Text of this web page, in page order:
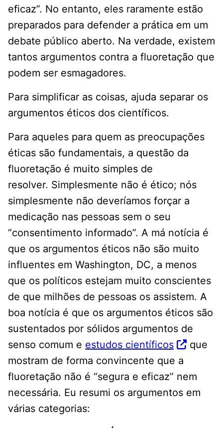
eficaz”. No entanto, eles raramente estão
preparados para defender a prática em um
debate público aberto. Na verdade, existem
tantos argumentos contra a fluoretação que
podem ser esmagadores.
Para simplificar as coisas, ajuda separar os
argumentos éticos dos científicos.
Para aqueles para quem as preocupações
éticas são fundamentais, a questão da
fluoretação é muito simples de
resolver. Simplesmente não é ético; nós
simplesmente não deveríamos forçar a
medicação nas pessoas sem o seu
“consentimento informado”. A má notícia é
que os argumentos éticos não são muito
influentes em Washington, DC, a menos
que os políticos estejam muito conscientes
de que milhões de pessoas os assistem. A
boa notícia é que os argumentos éticos são
sustentados por sólidos argumentos de
senso comum e estudos científicos
que
mostram de forma convincente que a
fluoretação não é “segura e eficaz” nem
necessária. Eu resumi os argumentos em
várias categorias: